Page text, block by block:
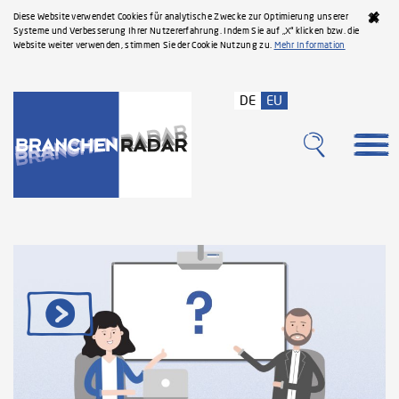
Diese Website verwendet Cookies für analytische Zwecke zur Optimierung unserer
Systeme und Verbesserung Ihrer Nutzererfahrung. Indem Sie auf „X“ klicken bzw. die
Website weiter verwenden, stimmen Sie der Cookie Nutzung zu. Mehr Information
DE EU